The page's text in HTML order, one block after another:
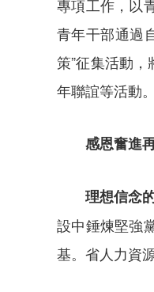
專項工作，以
青年干部通過
策”征集活動
年聯誼等活動
感恩奮進
理想信念
設中錘煉堅強
基。省人力資